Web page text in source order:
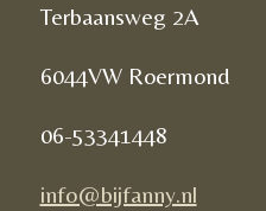
Terbaansweg 2A
6044VW Roermond
06-53341448
info@bijfanny.nl